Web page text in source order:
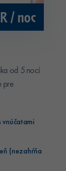
/ noc
od 5 nocí
pre
vnúčatami
(nezahŕňa